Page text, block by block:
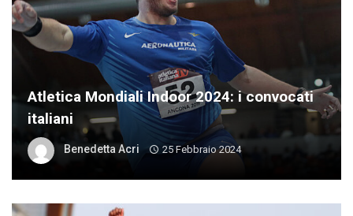
Atletica Mondiali Indoor 2024: i convocati
italiani
Benedetta Acri 25 Febbraio 2024